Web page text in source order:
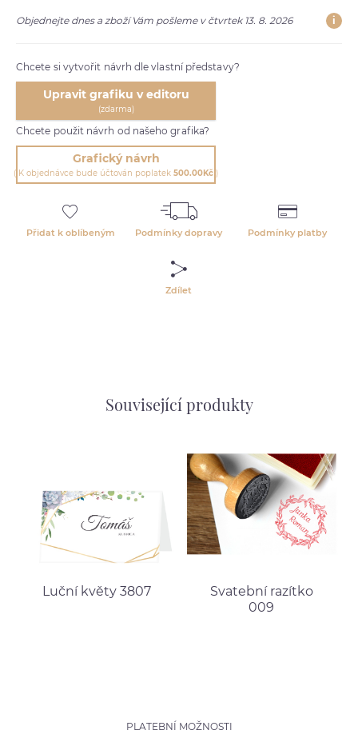
Objednejte dnes a zboží Vám pošleme v čtvrtek 13. 8. 2026 i
Chcete si vytvořit návrh dle vlastní představy?
Upravit grafiku v editoru
(zdarma)
Chcete použit návrh od našeho grafika?
Grafický návrh
( K objednávce bude účtován poplatek 500.00Kč )
Přidat k oblíbeným Podmínky dopravy Podmínky platby
Zdílet
Související produkty
Luční květy 3807
Svatební razítko
009
PLATEBNÍ MOŽNOSTI